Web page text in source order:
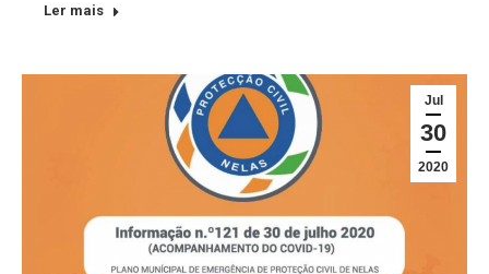
Ler mais
Jul
30
2020